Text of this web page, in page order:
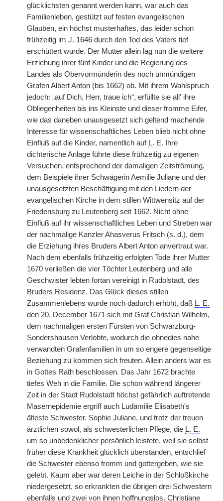
glücklichsten genannt werden kann, war auch das
Familienleben, gestützt auf festen evangelischen
Glauben, ein höchst musterhaftes, das leider schon
frühzeitig im J. 1646 durch den Tod des Vaters tief
erschüttert wurde. Der Mutter allein lag nun die weitere
Erziehung ihrer fünf Kinder und die Regierung des
Landes als Obervormünderin des noch unmündigen
Grafen Albert Anton (bis 1662) ob. Mit ihrem Wahlspruch
jedoch: „auf Dich, Herr, traue ich“, erfüllte sie all' ihre
Obliegenheiten bis ins Kleinste und dieser fromme Eifer,
wie das daneben unausgesetzt sich geltend machende
Interesse für wissenschaftliches Leben blieb nicht ohne
Einfluß auf die Kinder, namentlich auf L. E. Ihre
dichterische Anlage führte diese frühzeitig zu eigenen
Versuchen, entsprechend der damaligen Zeitströmung,
dem Beispiele ihrer Schwägerin Aemilie Juliane und der
unausgesetzten Beschäftigung mit den Liedern der
evangelischen Kirche in dem stillen Wittwensitz auf der
Friedensburg zu Leutenberg seit 1662. Nicht ohne
Einfluß auf ihr wissenschaftliches Leben und Streben war
der nachmalige Kanzler Ahasverus Fritsch (s. d.), dem
die Erziehung ihres Bruders Albert Anton anvertraut war.
Nach dem ebenfalls frühzeitig erfolgten Tode ihrer Mutter
1670 verließen die vier Töchter Leutenberg und alle
Geschwister lebten fortan vereinigt in Rudolstadt, des
Bruders Residenz. Das Glück dieses stillen
Zusammenlebens wurde noch dadurch erhöht, daß L. E.
den 20. December 1671 sich mit Graf Christian Wilhelm,
dem nachmaligen ersten Fürsten von Schwarzburg-
Sondershausen Verlobte, wodurch die ohnedies nahe
verwandten Grafenfamilien in um so engere gegenseitige
Beziehung zu kommen sich freuten. Allein anders war es
in Gottes Rath beschlossen. Das Jahr 1672 brachte
tiefes Weh in die Familie. Die schon während längerer
Zeit in der Stadt Rudolstadt höchst gefährlich auftretende
Masernepidemie ergriff auch Ludämilie Elisabeth's
älteste Schwester. Sophie Juliane, und trotz der treuen
ärztlichen sowol, als schwesterlichen Pflege, die L. E.
um so unbedenklicher persönlich leistete, weil sie selbst
früher diese Krankheit glücklich überstanden, entschlief
die Schwester ebenso fromm und gottergeben, wie sie
gelebt. Kaum aber war deren Leiche in der Schloßkirche
niedergesetzt, so erkrankten die übrigen drei Schwestern
ebenfalls und zwei von ihnen hoffnungslos. Christiane